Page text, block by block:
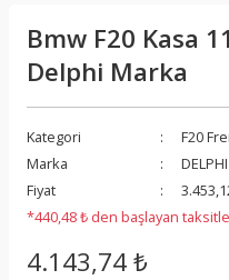
Bmw F20 Kasa
Delphi Marka
Kategori
F20
Marka
DELPHI
Fiyat
*440,48 ₺ den başlayan
4.143,74 ₺